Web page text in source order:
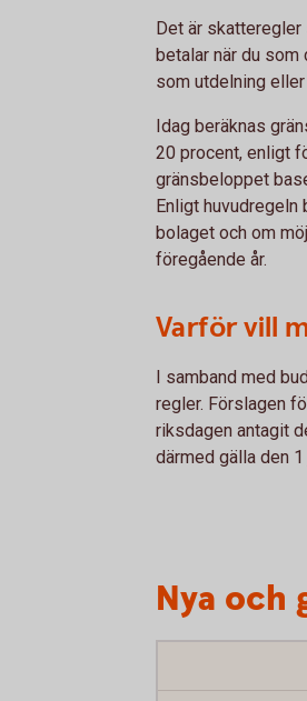
Det är
betalar när du
som utdelning
Idag beräknas
20 procent, enligt
gränsbeloppet
Enligt
bolaget och om
föregående år.
Varför vill
I samband med
regler. Förslagen
riksdagen antagit
därmed gälla den 1
Nya och